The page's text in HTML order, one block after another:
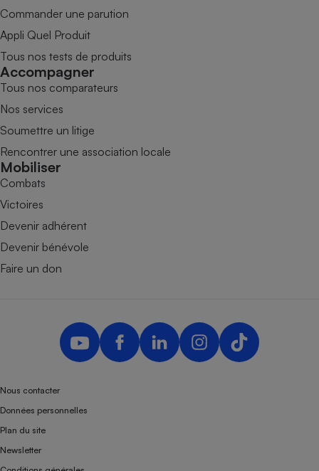
Commander une parution
Appli Quel Produit
Tous nos tests de produits
Accompagner
Tous nos comparateurs
Nos services
Soumettre un litige
Rencontrer une association locale
Mobiliser
Combats
Victoires
Devenir adhérent
Devenir bénévole
Faire un don
Nous contacter
Données personnelles
Plan du site
Newsletter